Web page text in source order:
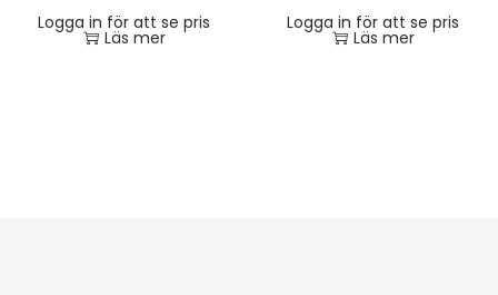
Logga in för att se pris
Läs mer
Logga in för att se pris
Läs mer